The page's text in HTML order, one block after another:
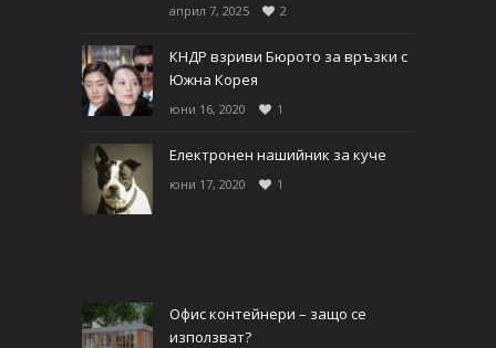
април 7, 2025 2
КНДР взриви Бюрото за връзки с
Южна Корея
юни 16, 2020 1
Електронен нашийник за куче
юни 17, 2020 1
Офис контейнери – защо се
използват?